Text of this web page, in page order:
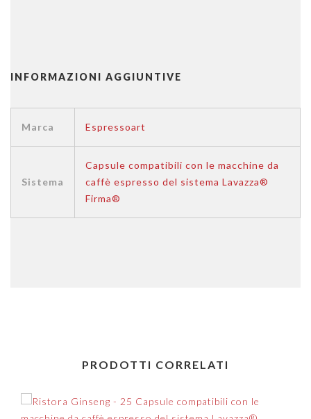
INFORMAZIONI AGGIUNTIVE
Marca Espressoart
Sistema
Capsule compatibili con le macchine da
caffè espresso del sistema Lavazza®
Firma®
PRODOTTI CORRELATI